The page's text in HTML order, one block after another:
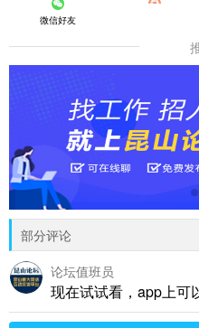
微信好友
部分评论
论坛值班员
现在试试看，app上可